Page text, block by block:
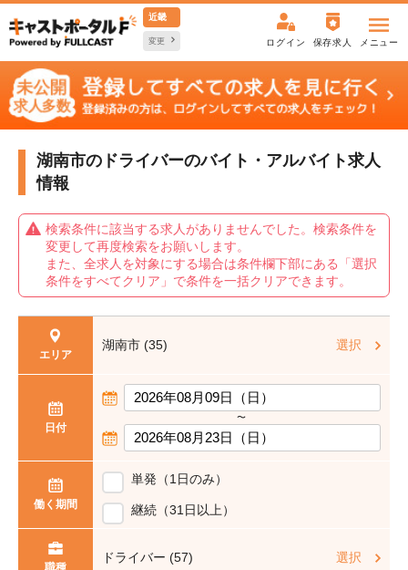
近畿
変更 ログイン 保存求人 メニュー
湖南市のドライバーのバイト・アルバイト求人
情報
検索条件に該当する求人がありませんでした。検索条件を
変更して再度検索をお願いします。
また、全求人を対象にする場合は条件欄下部にある「選択
条件をすべてクリア」で条件を一括クリアできます。
エリア
湖南市 (35) 選択
日付
〜
働く期間
単発（1日のみ）
継続（31日以上）
ドライバー (57) 選択